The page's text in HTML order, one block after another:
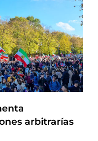
arbitrarías